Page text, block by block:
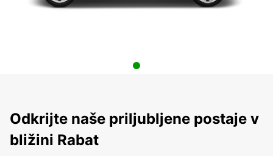
Odkrijte naše priljubljene postaje v
bližini Rabat